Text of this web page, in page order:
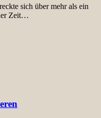
sich über mehr als ein
Zeit…